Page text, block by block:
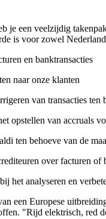
je een veelzijdig
is voor zowel
en banktransacties
naar onze klanten
van transacties ten
opstellen van accruals
ten behoeve van de
over facturen of
het analyseren en
een Europese
"Rijd elektrisch, red